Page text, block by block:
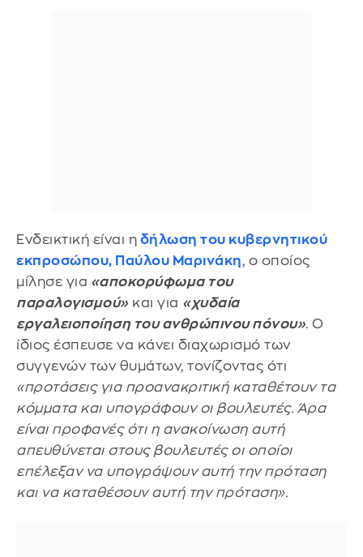
Ενδεικτική είναι η δήλωση του κυβερνητικού
εκπροσώπου, Παύλου Μαρινάκη, ο οποίος
μίλησε για «αποκορύφωμα του
παραλογισμού» και για «χυδαία
εργαλειοποίηση του ανθρώπινου πόνου». Ο
ίδιος έσπευσε να κάνει διαχωρισμό των
συγγενών των θυμάτων, τονίζοντας ότι
«προτάσεις για προανακριτική καταθέτουν τα
κόμματα και υπογράφουν οι βουλευτές. Άρα
είναι προφανές ότι η ανακοίνωση αυτή
απευθύνεται στους βουλευτές οι οποίοι
επέλεξαν να υπογράψουν αυτή την πρόταση
και να καταθέσουν αυτή την πρόταση».